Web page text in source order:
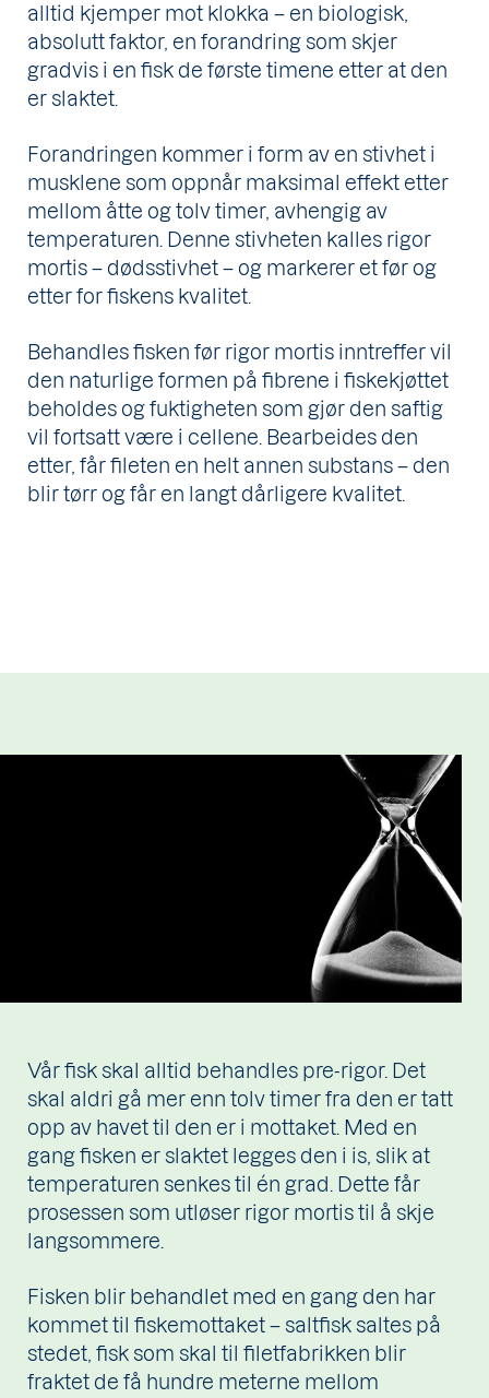
alltid kjemper mot klokka – en biologisk,
absolutt faktor, en forandring som skjer
gradvis i en fisk de første timene etter at den
er slaktet.
Forandringen kommer i form av en stivhet i
musklene som oppnår maksimal effekt etter
mellom åtte og tolv timer, avhengig av
temperaturen. Denne stivheten kalles rigor
mortis – dødsstivhet – og markerer et før og
etter for fiskens kvalitet.
Behandles fisken før rigor mortis inntreffer vil
den naturlige formen på fibrene i fiskekjøttet
beholdes og fuktigheten som gjør den saftig
vil fortsatt være i cellene. Bearbeides den
etter, får fileten en helt annen substans – den
blir tørr og får en langt dårligere kvalitet.
Vår fisk skal alltid behandles pre-rigor. Det
skal aldri gå mer enn tolv timer fra den er tatt
opp av havet til den er i mottaket. Med en
gang fisken er slaktet legges den i is, slik at
temperaturen senkes til én grad. Dette får
prosessen som utløser rigor mortis til å skje
langsommere.
Fisken blir behandlet med en gang den har
kommet til fiskemottaket – saltfisk saltes på
stedet, fisk som skal til filetfabrikken blir
fraktet de få hundre meterne mellom